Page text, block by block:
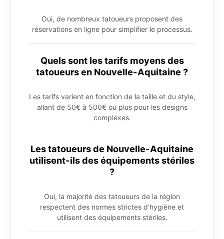
Oui, de nombreux tatoueurs proposent des
réservations en ligne pour simplifier le processus.
Quels sont les tarifs moyens des
tatoueurs en Nouvelle-Aquitaine ?
Les tarifs varient en fonction de la taille et du style,
allant de 50€ à 500€ ou plus pour les designs
complexes.
Les tatoueurs de Nouvelle-Aquitaine
utilisent-ils des équipements stériles
?
Oui, la majorité des tatoueurs de la région
respectent des normes strictes d’hygiène et
utilisent des équipements stériles.